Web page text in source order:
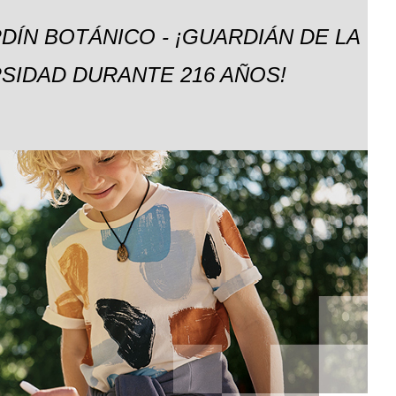
BOTÁNICO - ¡GUARDIÁN DE LA
DURANTE 216 AÑOS!